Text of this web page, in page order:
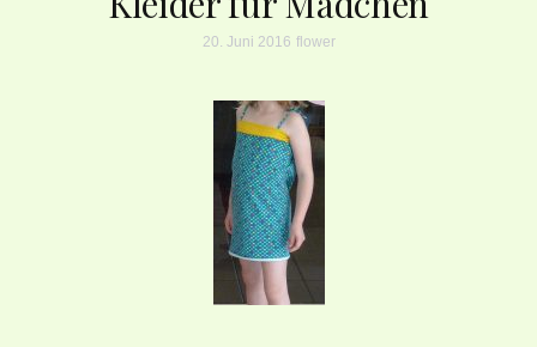
20. Juni 2016 flower